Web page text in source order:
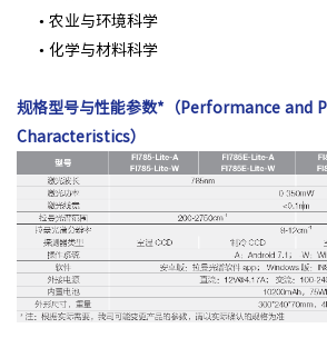
• 农业与环境科学
• 化学与材料科学
规格型号与性能参数*（Performance and
Characteristics）